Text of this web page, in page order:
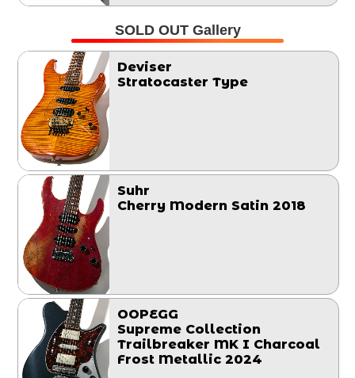
SOLD OUT Gallery
Deviser
Stratocaster Type
Suhr
Cherry Modern Satin 2018
OOPEGG
Supreme Collection
Trailbreaker MK I Charcoal
Frost Metallic 2024